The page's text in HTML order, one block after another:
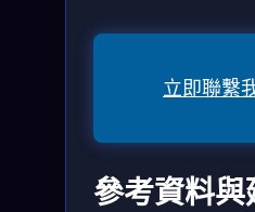
立即聯繫
參考資料